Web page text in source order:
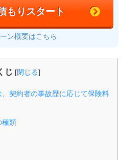
もりスタート
ン概要はこちら
じ [閉じる]
契約者の事故歴に応じて保険料
種類